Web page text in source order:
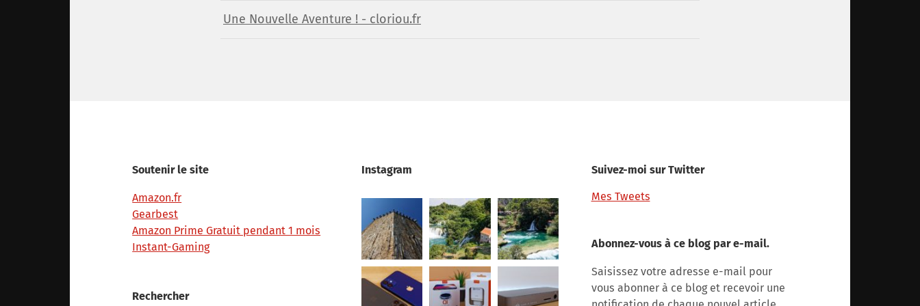
Une Nouvelle Aventure ! - cloriou.fr
Soutenir le site
Amazon.fr
Gearbest
Amazon Prime Gratuit pendant 1 mois
Instant-Gaming
Rechercher
Instagram Suivez-moi sur Twitter
Mes Tweets
Abonnez-vous à ce blog par e-mail.
Saisissez votre adresse e-mail pour
vous abonner à ce blog et recevoir une